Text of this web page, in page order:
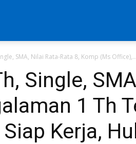
SMA, Nilai Rata-Rata 8, Komp (Ms Office),...
Single,
1 Th
Kerja,